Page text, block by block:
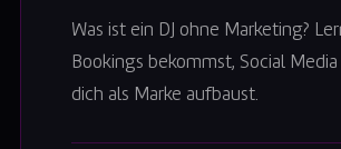
Was ist ein DJ ohne Marketing?
Bookings bekommst, Social
dich als Marke aufbaust.